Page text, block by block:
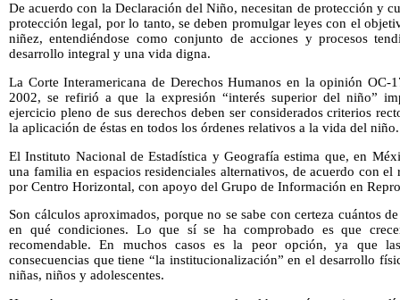
De acuerdo con la Declaración del Niño, necesitan de protección y
protección legal, por lo tanto, se deben promulgar leyes con el
niñez, entendiéndose como conjunto de acciones y procesos
desarrollo integral y una vida digna.
La Corte Interamericana de Derechos Humanos en la opinión
2002, se refirió a que la expresión “interés superior del niño”
ejercicio pleno de sus derechos deben ser considerados criterios
la aplicación de éstas en todos los órdenes relativos a la vida del niño.
El Instituto Nacional de Estadística y Geografía estima que, en
una familia en espacios residenciales alternativos, de acuerdo con el
por Centro Horizontal, con apoyo del Grupo de Información en
Son cálculos aproximados, porque no se sabe con certeza cuántos
en qué condiciones. Lo que sí se ha comprobado es que
recomendable. En muchos casos es la peor opción, ya que
consecuencias que tiene “la institucionalización” en el desarrollo
niñas, niños y adolescentes.